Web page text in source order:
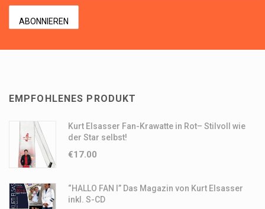
EMPFOHLENES PRODUKT
Kurt Elsasser Fan-Krawatte in Rot– Stilvoll wie
der Star selbst!
€17.00
“HALLO FAN I” Das Magazin von Kurt Elsasser
inkl. S-CD